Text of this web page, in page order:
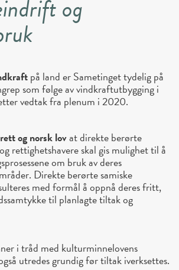
og
på land er Sametinget tydelig på
som følge av vindkraftutbygging i
vedtak fra plenum i 2020.
og norsk lovat direkte berørte
rettighetshavere skal gis mulighet til å
om bruk av deres
Direkte berørte samiske
med formål å oppnå deres fritt,
til planlagte tiltak og
i tråd med kulturminnelovens
utredes grundig før tiltak iverksettes.